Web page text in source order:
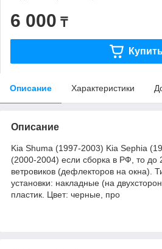
6 000 ₸
Описание Характеристики
Описание
Kia Shuma (1997-2003) Kia Sephia
(2000-2004) если сборка в РФ, то до
ветровиков (дефлекторов на окна).
установки: накладные (на
пластик. Цвет: черные, про